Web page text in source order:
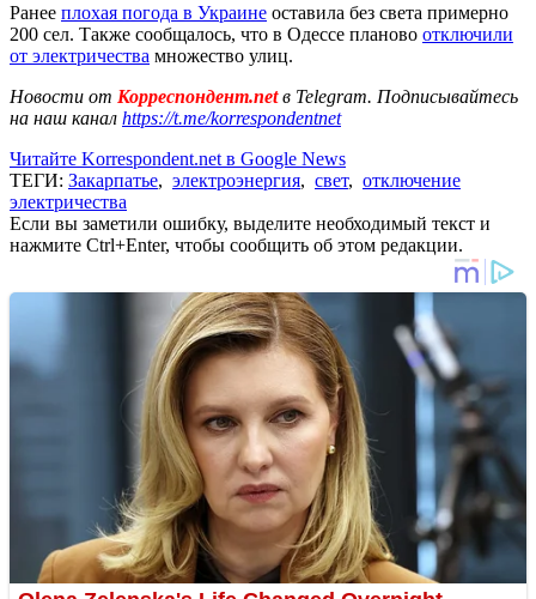
Ранее плохая погода в Украине оставила без света примерно
200 сел. Также сообщалось, что в Одессе планово отключили
от электричества множество улиц.
Новости от Корреспондент.netв Telegram. Подписывайтесь
на наш канал https://t.me/korrespondentnet
Читайте Korrespondent.net в Google News
ТЕГИ: Закарпатье, электроэнергия, свет, отключение
электричества
Если вы заметили ошибку, выделите необходимый текст и
нажмите Ctrl+Enter, чтобы сообщить об этом редакции.